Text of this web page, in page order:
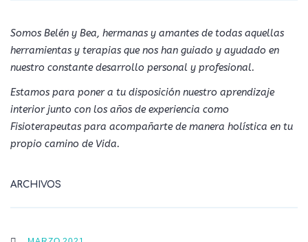
Somos Belén y Bea, hermanas y amantes de todas aquellas
herramientas y terapias que nos han guiado y ayudado en
nuestro constante desarrollo personal y profesional.
Estamos para poner a tu disposición nuestro aprendizaje
interior junto con los años de experiencia como
Fisioterapeutas para acompañarte de manera holística en tu
propio camino de Vida.
ARCHIVOS